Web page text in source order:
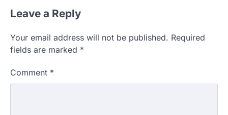
Leave a Reply
Your email address will not be published. Required
fields are marked *
Comment *